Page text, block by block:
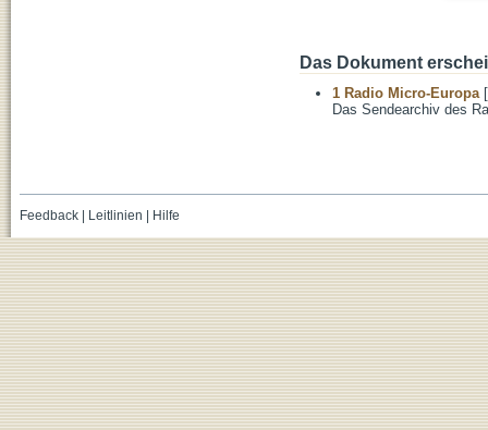
Das Dokument
1 Radio Micro-Europa
Das Sendearchiv des
Feedback| Leitlinien Hilfe